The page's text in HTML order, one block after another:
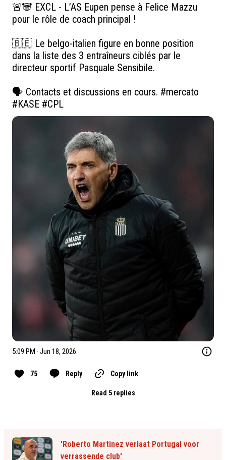
🚨🐼 EXCL - L’AS Eupen pense à Felice Mazzu
pour le rôle de coach principal !
🇧🇪 Le belgo-italien figure en bonne position
dans la liste des 3 entraîneurs ciblés par le
directeur sportif Pasquale Sensibile.
🗣️ Contacts et discussions en cours. #mercato
#KASE #CPL
5:09 PM · Jun 18, 2026
75 Reply Copy link
Read 5 replies
'Roberto Martinez verlaat Portugal voor
verrassende club'